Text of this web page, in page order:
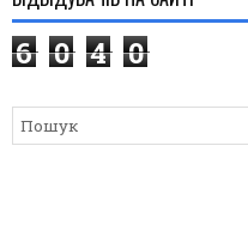
6 0 4 0